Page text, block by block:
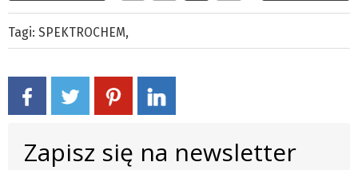
Tagi: SPEKTROCHEM,
Zapisz się na newsletter